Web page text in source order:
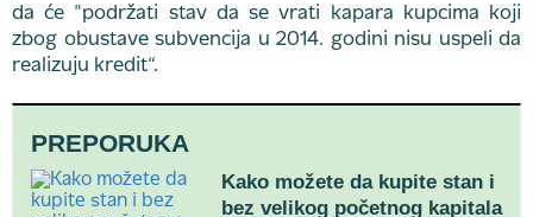
da će "podržati stav da se vrati kapara kupcima koji
zbog obustave subvencija u 2014. godini nisu uspeli da
realizuju kredit“.
PREPORUKA
Kako možete da kupite stan i
bez velikog početnog kapitala